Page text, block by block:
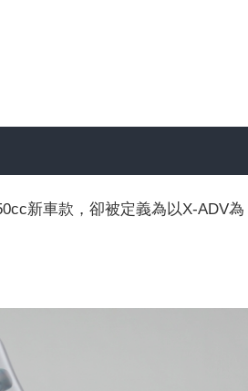
新車款，卻被定義為以X-ADV為